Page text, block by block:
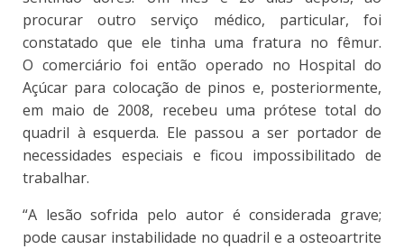
procurar outro serviço médico, particular, foi
constatado que ele tinha uma fratura no fêmur.
O comerciário foi então operado no Hospital do
Açúcar para colocação de pinos e, posteriormente,
em maio de 2008, recebeu uma prótese total do
quadril à esquerda. Ele passou a ser portador de
necessidades especiais e ficou impossibilitado de
trabalhar.
“A lesão sofrida pelo autor é considerada grave;
pode causar instabilidade no quadril e a osteoartrite